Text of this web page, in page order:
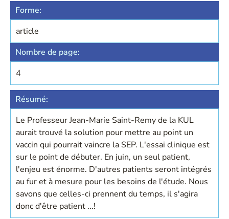
Forme:
article
Nombre de page:
4
Résumé:
Le Professeur Jean-Marie Saint-Remy de la KUL
aurait trouvé la solution pour mettre au point un
vaccin qui pourrait vaincre la SEP. L'essai clinique est
sur le point de débuter. En juin, un seul patient,
l'enjeu est énorme. D'autres patients seront intégrés
au fur et à mesure pour les besoins de l'étude. Nous
savons que celles-ci prennent du temps, il s'agira
donc d'être patient ...!